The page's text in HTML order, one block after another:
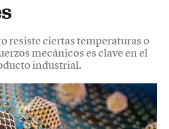
resiste ciertas temperaturas o
mecánicos es clave en el
industrial.